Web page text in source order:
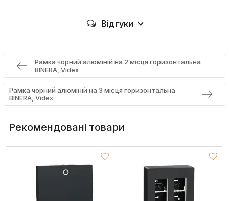
Відгуки
Рамка чорний алюміній на 2 місця горизонтальна
BINERA, Videx
Рамка чорний алюміній на 3 місця горизонтальна
BINERA, Videx
Рекомендовані товари